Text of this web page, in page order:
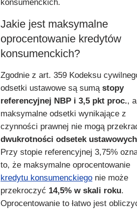
konsumenckich.
Jakie jest maksymalne
oprocentowanie kredytów
konsumenckich?
Zgodnie z art. 359 Kodeksu
odsetki ustawowe są sumą stopy
referencyjnej NBP i 3,5 pkt proc., a
maksymalne odsetki wynikające z
czynności prawnej nie mogą
dwukrotności odsetek ustawowych
Przy stopie referencyjnej 3,75%
to, że maksymalne oprocentowanie
kredytu konsumenckiego nie może
przekroczyć 14,5% w skali roku.
Oprocentowanie to łatwo jest